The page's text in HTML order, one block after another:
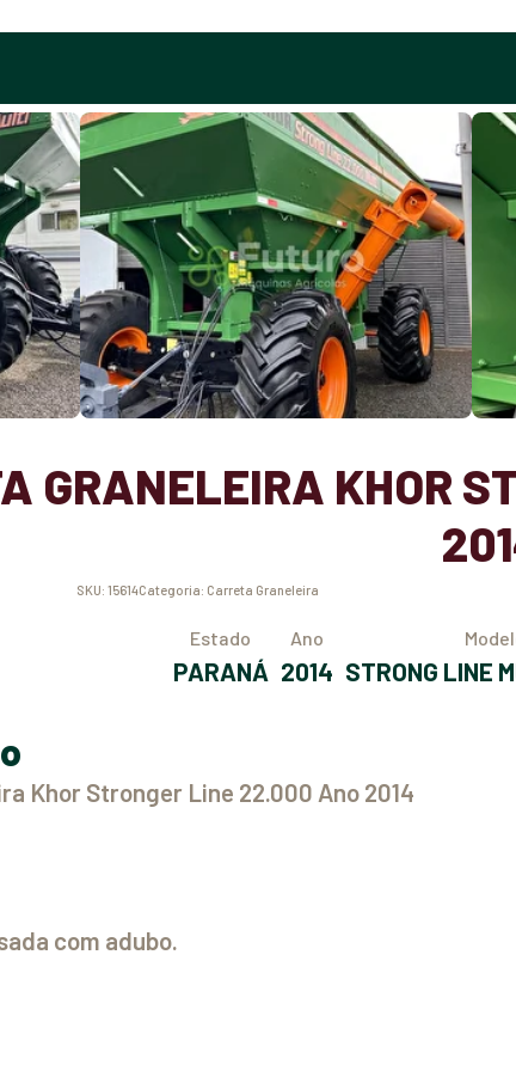
GRANELEIRA KHOR
SKU: 15614 Categoria: Carreta Graneleira
Estado
PARANÁ
Ano
2014 STRONG LINE
Khor Stronger Line 22.000 Ano 2014
com adubo.